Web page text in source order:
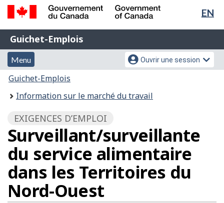
Passer
principal
Passer
version
HTML
simplifiée
de
EN
Gouvernement
du
Canada
Government
of
Canada
Guichet-
Emplois
Guichet-Emplois
Menu
et
recherche
Menu
Menu
des
paramètres
du
compte
Ouvrir une session
Vous
êtes
Guichet-Emplois
Information sur le marché du travail
EXIGENCES D’EMPLOI
Surveillant/surveillante
du service alimentaire
dans les Territoires du
Nord-Ouest